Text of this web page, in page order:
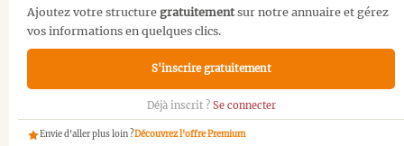
Ajoutez votre structure gratuitementsur notre annuaire et gérez
vos informations en quelques clics.
S'inscrire gratuitement
Déjà inscrit ? Se connecter
Envie d'aller plus loin ?Découvrez l'offre Premium